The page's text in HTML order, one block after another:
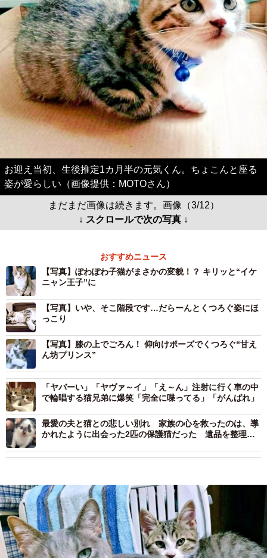
お迎え当初、生後推定1カ月半の元気くん。ちょこんと座る
姿が愛らしい（画像提供：MOTOさん）
まだまだ画像は続きます。画像（3/12）
↓ スクロールで次の写真 ↓
おすすめニュース
【写真】ぽわぽわ子猫がまさかの変貌！？ キリッと“イケ
ニャン王子”に
【写真】いや、そこ階段です…だらーんとくつろぐ姿にほ
っこり
【写真】膝の上でごろん！ 仰向けポーズでくつろぐ“甘え
ん坊プリンス”
「ヤバーい」「ヤヴァ～イ」「え～ん」注射に行く車の中
で輪唱する猫兄弟に爆笑「完全に喋ってる」「がんばれ」
最愛の夫と猫との悲しい別れ 家族の心を救ったのは、導
かれたように出会った2匹の保護猫だった 遺品を整理